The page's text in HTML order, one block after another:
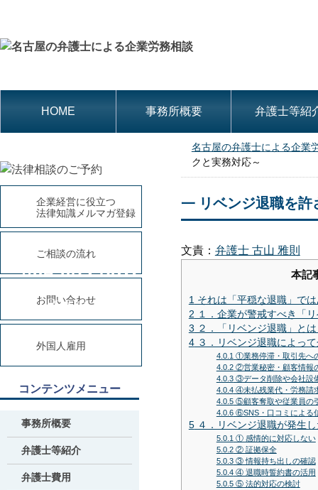
HOME 事務所概要 弁護士等紹
名古屋の弁護士による企業
クと実務対応～
リベンジ退職を
文責： 弁護士 古山 雅則
本記
1それは「平穏な退職」で
2 １．企業が警戒すべき「
3 ２．「リベンジ退職」と
4３．リベンジ退職によっ
4.0.1 ①業務停滞・取引先へ
4.0.2②営業秘密・顧客情報
4.0.3③データ削除や会社設
4.0.4④未払残業代・労務請
4.0.5⑤顧客奪取や従業員の
4.0.6⑥SNS・口コミによる
5４．リベンジ退職が発生
5.0.1 ① 感情的に対応しない
5.0.2② 証拠保全
5.0.3③ 情報持ち出しの確認
5.0.4④ 退職時誓約書の活用
5.0.5⑤ 法的対応の検討
052-684-8311
日休み)
企業経営に役立つ
法律知識メルマガ登録
ご相談の流れ
お問い合わせ
外国人雇用
コンテンツメニュー
事務所概要
弁護士等紹介
弁護士費用